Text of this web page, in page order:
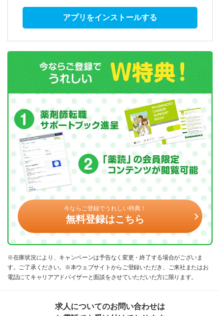
アプリをインストールする
今ならご登録でうれしい特典！
無料登録はこちら
※在庫状況により、キャンペーンは予告なく変更・終了する場合がございま
す。ご了承ください。※本ウェブサイトからご登録いただき、ご来社またはお
電話にてキャリアアドバイザーと面談をさせていただいた方に限ります。
求人についてのお問い合わせは